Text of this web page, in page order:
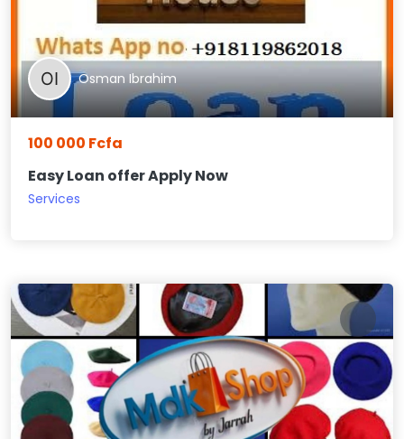
Osman Ibrahim
100 000 Fcfa
Easy Loan offer Apply Now
Services